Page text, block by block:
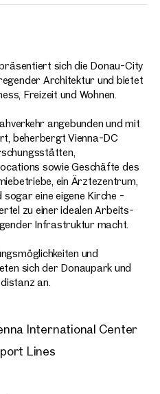
sich die Donau-City
Architektur und bietet
Freizeit und Wohnen.
angebunden und mit
beherbergt Vienna-DC
sowie Geschäfte des
ein Ärztezentrum,
sogar eine eigene Kirche -
zu einer idealen Arbeits-
Infrastruktur macht.
und
sich der Donaupark und
an.
International Center
Lines